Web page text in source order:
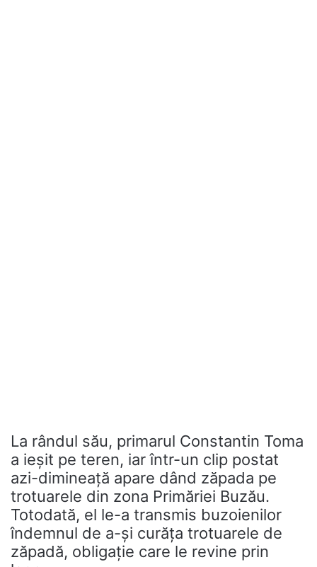
La rândul său, primarul Constantin Toma
a ieșit pe teren, iar într-un clip postat
azi-dimineață apare dând zăpada pe
trotuarele din zona Primăriei Buzău.
Totodată, el le-a transmis buzoienilor
îndemnul de a-și curăța trotuarele de
zăpadă, obligație care le revine prin